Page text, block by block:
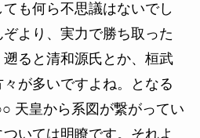
も何ら不思議はないでし
より、実力で勝ち取った
ると清和源氏とか、桓武
が多いですよね。となる
天皇から系図が繋がってい
いては明瞭です。それよ